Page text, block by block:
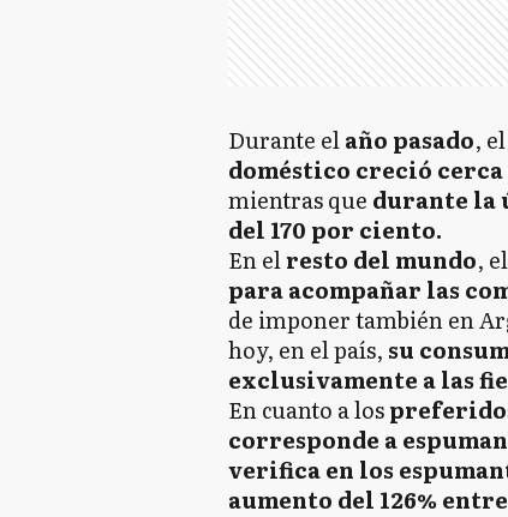
Durante elaño pasado, el
doméstico creció cerca
mientras que durante la
del 170 por ciento.
En elresto del mundo,
para acompañar las
de imponer también en
hoy, en el país, su
exclusivamente a las
En cuanto a los
corresponde a
verifica en los
aumento del 126%